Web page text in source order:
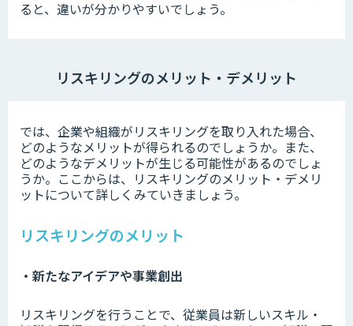
ると、違いが分かりやすいでしょう。
リスキリングのメリット・デメリット
では、企業や組織がリスキリングを取り入れた場合、
どのようなメリットが得られるのでしょうか。また、
どのようなデメリットが生じる可能性があるのでしょ
うか。ここからは、リスキリングのメリット・デメリ
ットについて詳しくみていきましょう。
リスキリングのメリット
・新たなアイデアや事業創出
リスキリングを行うことで、従業員は新しいスキル・